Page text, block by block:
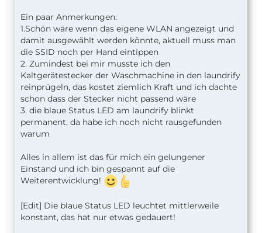
Ein paar Anmerkungen:
1.Schön wäre wenn das eigene WLAN angezeigt und
damit ausgewählt werden könnte, aktuell muss man
die SSID noch per Hand eintippen
2. Zumindest bei mir musste ich den
Kaltgerätestecker der Waschmachine in den laundrify
reinprügeln, das kostet ziemlich Kraft und ich dachte
schon dass der Stecker nicht passend wäre
3. die blaue Status LED am laundrify blinkt
permanent, da habe ich noch nicht rausgefunden
warum
Alles in allem ist das für mich ein gelungener
Einstand und ich bin gespannt auf die
Weiterentwicklung!
[Edit] Die blaue Status LED leuchtet mittlerweile
konstant, das hat nur etwas gedauert!